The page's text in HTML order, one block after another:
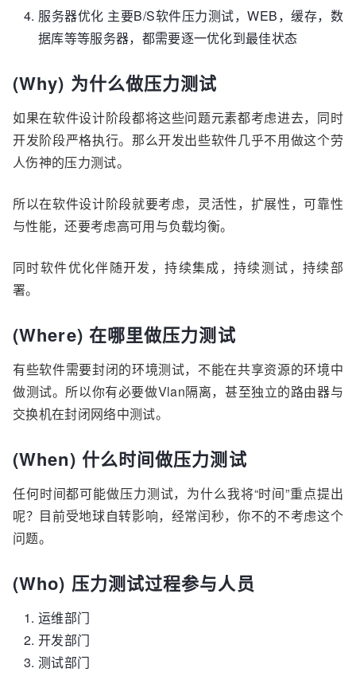
服务器优化 主要B/S软件压力测试，WEB，缓存，数
据库等等服务器，都需要逐一优化到最佳状态
(Why) 为什么做压力测试
如果在软件设计阶段都将这些问题元素都考虑进去，同时
开发阶段严格执行。那么开发出些软件几乎不用做这个劳
人伤神的压力测试。
所以在软件设计阶段就要考虑，灵活性，扩展性，可靠性
与性能，还要考虑高可用与负载均衡。
同时软件优化伴随开发，持续集成，持续测试，持续部
署。
(Where) 在哪里做压力测试
有些软件需要封闭的环境测试，不能在共享资源的环境中
做测试。所以你有必要做Vlan隔离，甚至独立的路由器与
交换机在封闭网络中测试。
(When) 什么时间做压力测试
任何时间都可能做压力测试，为什么我将“时间”重点提出
呢？目前受地球自转影响，经常闰秒，你不的不考虑这个
问题。
(Who) 压力测试过程参与人员
运维部门
开发部门
测试部门